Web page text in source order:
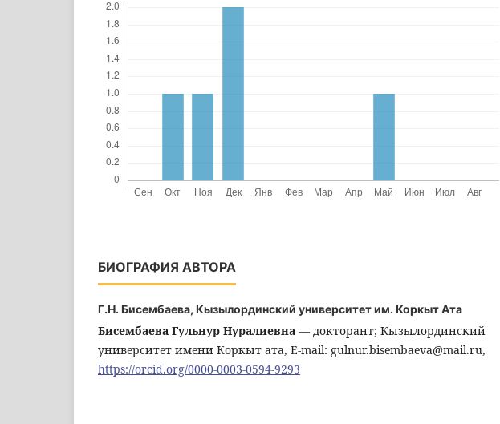
БИОГРАФИЯ АВТОРА
Г.Н. Бисембаева, Кызылординский университет им. Коркыт Ата
Бисембаева Гульнур Нуралиевна ― докторант; Кызылординский
университет имени Коркыт ата, E-mail: gulnur.bisembaeva@mail.ru,
https://orcid.org/0000-0003-0594-9293